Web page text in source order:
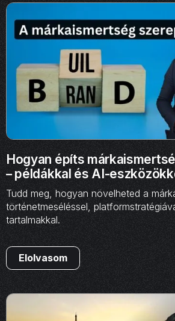
Hogyan építs
– példákkal és AI-
Tudd meg, hogyan növelheted a
történetmeséléssel,
tartalmakkal.
Elolvasom